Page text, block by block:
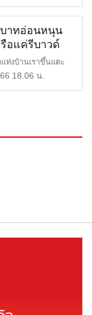
าทอ่อนหนุน
อแค่รีบาวด์
าทอง | ราคา
พูดคุยลุย
ท่งบ้านเราขึ้นแตะ
บาท ท่ามกลางค่า
18.06 น.